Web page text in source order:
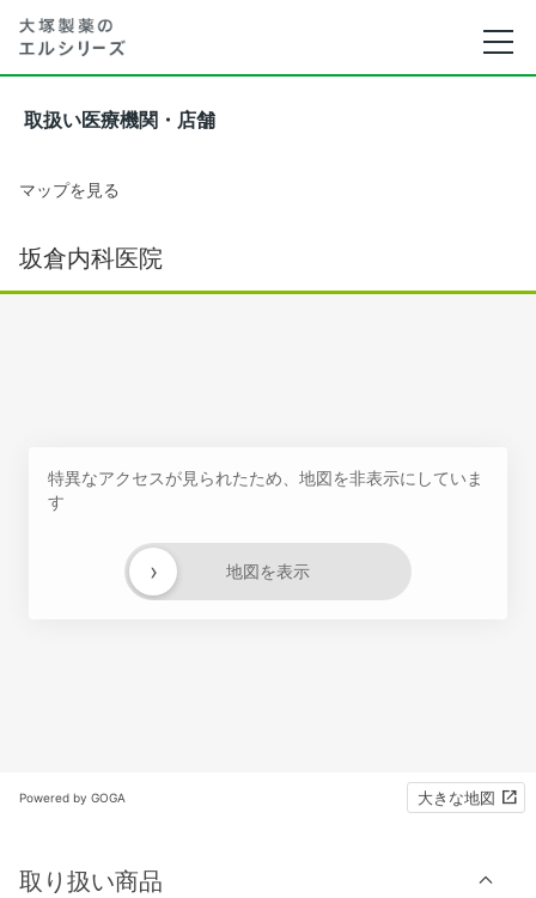
取扱い医療機関・店舗
マップを見る
坂倉内科医院
特異なアクセスが見られたため、地図を非表示にしていま
す
地図を表示
›
Powered by GOGA 大きな地図
取り扱い商品